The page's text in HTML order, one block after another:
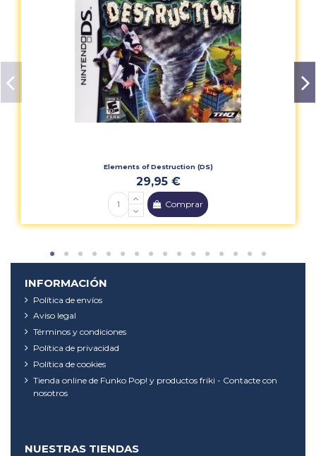
Elements of Destruction (DS)
29,95 €
Comprar
INFORMACIÓN
Política de envíos
Aviso legal
Términos y condiciones
Política de privacidad
Política de cookies
Tienda online de Funko Pop! y productos friki - Contacte con
nosotros
NUESTRAS TIENDAS